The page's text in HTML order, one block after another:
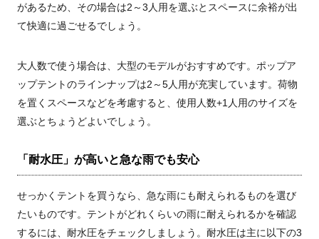
があるため、その場合は2～3人用を選ぶとスペースに余裕が出
て快適に過ごせるでしょう。
大人数で使う場合は、大型のモデルがおすすめです。ポップア
ップテントのラインナップは2～5人用が充実しています。荷物
を置くスペースなどを考慮すると、使用人数+1人用のサイズを
選ぶとちょうどよいでしょう。
「耐水圧」が高いと急な雨でも安心
せっかくテントを買うなら、急な雨にも耐えられるものを選び
たいものです。テントがどれくらいの雨に耐えられるかを確認
するには、耐水圧をチェックしましょう。耐水圧は主に以下の3